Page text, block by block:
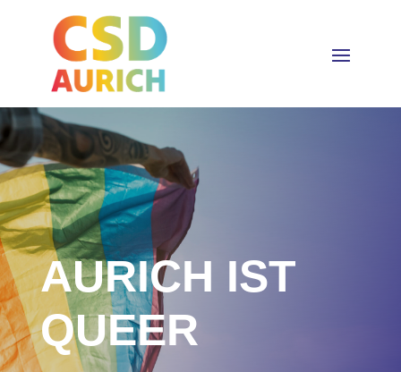
AURICH IST
QUEER